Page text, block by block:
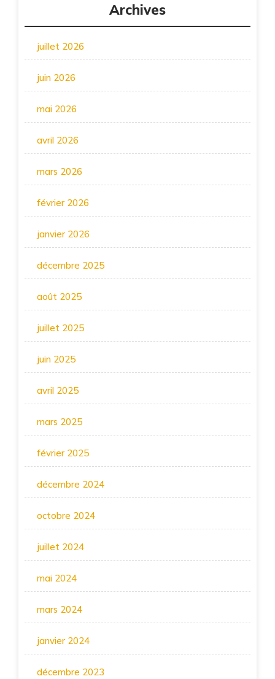
Archives
juillet 2026
juin 2026
mai 2026
avril 2026
mars 2026
février 2026
janvier 2026
décembre 2025
août 2025
juillet 2025
juin 2025
avril 2025
mars 2025
février 2025
décembre 2024
octobre 2024
juillet 2024
mai 2024
mars 2024
janvier 2024
décembre 2023